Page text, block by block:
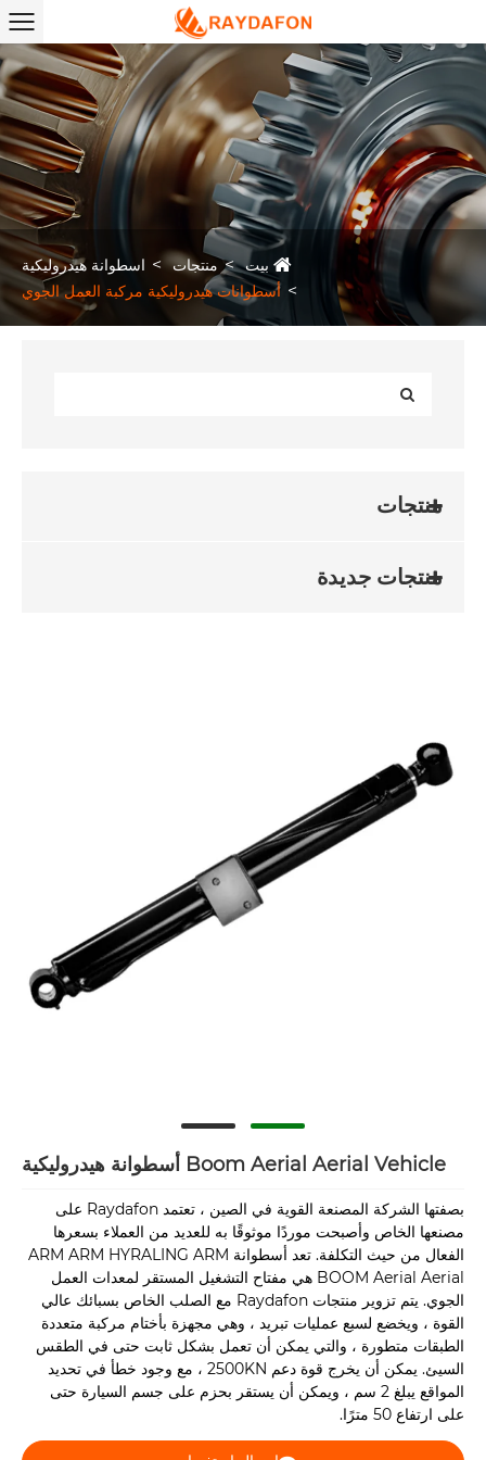
بيت منتجات
اسطوانة هيدروليكية
أسطوانات هيدروليكية مركبة العمل الجوي
منتجات
منتجات جديدة
Boom Aerial Aerial Vehicle أسطوانة هيدروليكية
بصفتها الشركة المصنعة القوية في الصين ، تعتمد Raydafon على
مصنعها الخاص وأصبحت موردًا موثوقًا به للعديد من العملاء بسعرها
الفعال من حيث التكلفة. تعد أسطوانة ARM ARM HYRALING ARM
BOOM Aerial Aerial هي مفتاح التشغيل المستقر لمعدات العمل
الجوي. يتم تزوير منتجات Raydafon مع الصلب الخاص بسبائك عالي
القوة ، ويخضع لسبع عمليات تبريد ، وهي مجهزة بأختام مركبة متعددة
الطبقات متطورة ، والتي يمكن أن تعمل بشكل ثابت حتى في الطقس
السيئ. يمكن أن يخرج قوة دعم 2500KN ، مع وجود خطأ في تحديد
المواقع يبلغ 2 سم ، ويمكن أن يستقر بحزم على جسم السيارة حتى
على ارتفاع 50 مترًا.